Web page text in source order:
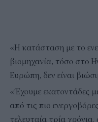
«Η κατάσταση με το
βιομηχανία, τόσο στο
Ευρώπη, δεν είναι
«Έχουμε εκατοντάδες
από τις πιο ενεργοβόρες
τελευταία τρία